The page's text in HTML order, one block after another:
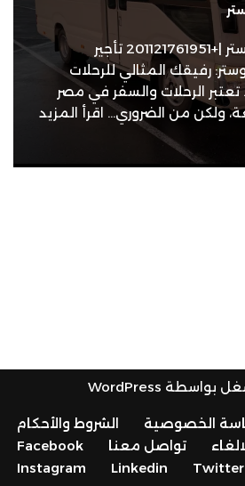
سعر ميكروباص كوستر |+201121761951 تأجير
رفيقك المثالي للرحلات
الرحلات والسفر في مصر
ولكن من الضروري… اقرأ المزيد
بواسطة WordPress
الخصوصية
الشروط والأحكام
تواصل معنا
Facebook
Twitter
Linkedin
Instagram